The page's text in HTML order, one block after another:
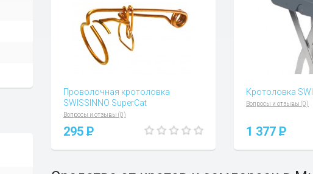
Проволочная кротоловка
SWISSINNO SuperCat
Вопросы и отзывы (0)
295 P
Кротоловка
Вопросы и отзывы (0)
1 377 P